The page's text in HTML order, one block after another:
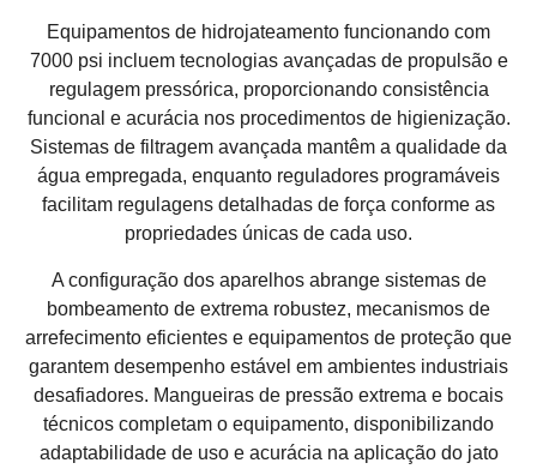
Equipamentos de hidrojateamento funcionando com
7000 psi incluem tecnologias avançadas de propulsão e
regulagem pressórica, proporcionando consistência
funcional e acurácia nos procedimentos de higienização.
Sistemas de filtragem avançada mantêm a qualidade da
água empregada, enquanto reguladores programáveis
facilitam regulagens detalhadas de força conforme as
propriedades únicas de cada uso.
A configuração dos aparelhos abrange sistemas de
bombeamento de extrema robustez, mecanismos de
arrefecimento eficientes e equipamentos de proteção que
garantem desempenho estável em ambientes industriais
desafiadores. Mangueiras de pressão extrema e bocais
técnicos completam o equipamento, disponibilizando
adaptabilidade de uso e acurácia na aplicação do jato